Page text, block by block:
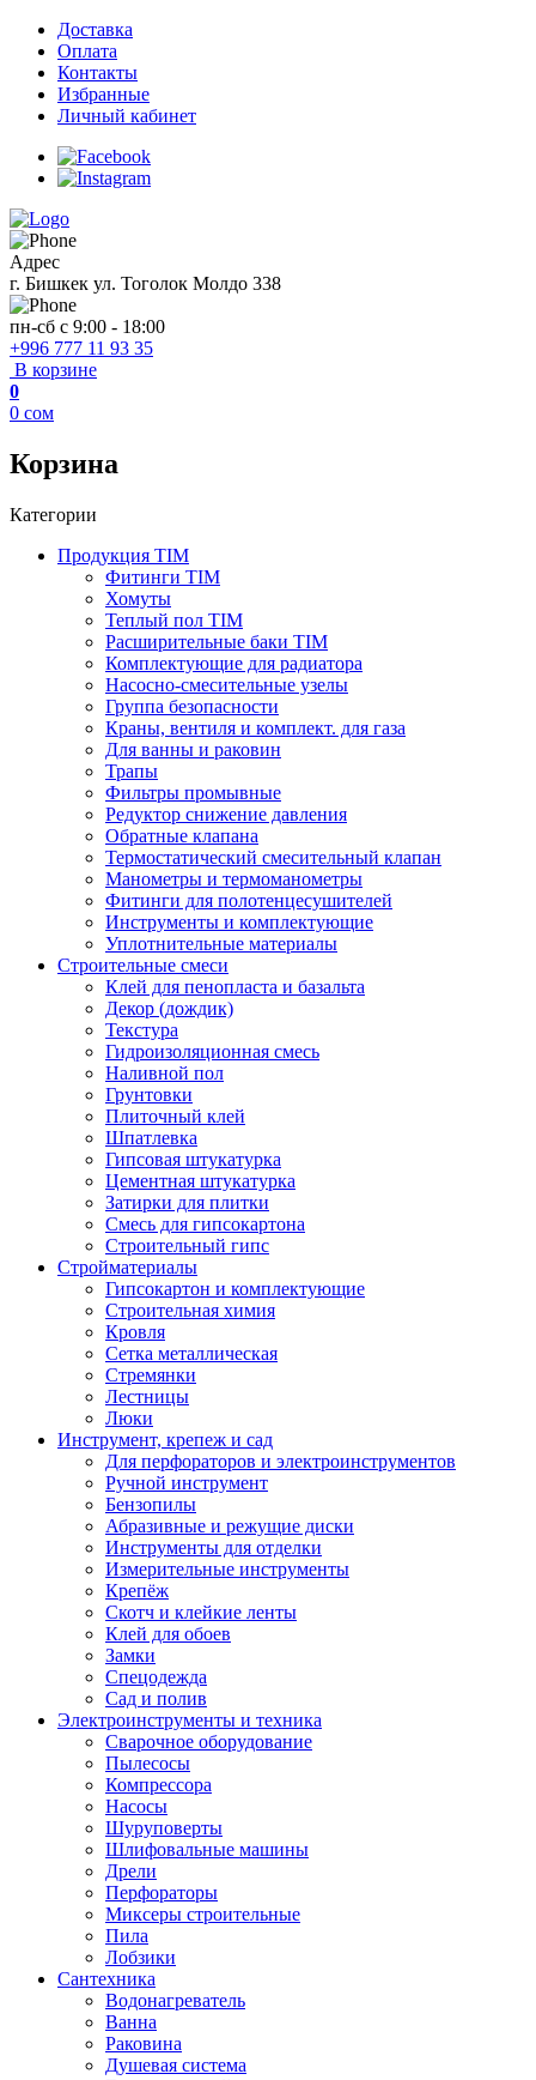
Доставка
Оплата
Контакты
Избранные
Личный кабинет
Адрес
г. Бишкек ул. Тоголок Молдо 338
пн-сб с 9:00 - 18:00
+996 777 11 93 35
В корзине
0
0 сом
Корзина
Категории
Продукция TIM
Фитинги TIM
Хомуты
Теплый пол TIM
Расширительные баки TIM
Комплектующие для радиатора
Насосно-смесительные узелы
Группа безопасности
Краны, вентиля и комплект. для газа
Для ванны и раковин
Трапы
Фильтры промывные
Редуктор снижение давления
Обратные клапана
Термостатический смесительный клапан
Манометры и термоманометры
Фитинги для полотенцесушителей
Инструменты и комплектующие
Уплотнительные материалы
Строительные смеси
Клей для пенопласта и базальта
Декор (дождик)
Текстура
Гидроизоляционная смесь
Наливной пол
Грунтовки
Плиточный клей
Шпатлевка
Гипсовая штукатурка
Цементная штукатурка
Затирки для плитки
Смесь для гипсокартона
Строительный гипс
Стройматериалы
Гипсокартон и комплектующие
Строительная химия
Кровля
Сетка металлическая
Стремянки
Лестницы
Люки
Инструмент, крепеж и сад
Для перфораторов и электроинструментов
Ручной инструмент
Бензопилы
Абразивные и режущие диски
Инструменты для отделки
Измерительные инструменты
Крепёж
Скотч и клейкие ленты
Клей для обоев
Замки
Спецодежда
Сад и полив
Электроинструменты и техника
Сварочное оборудование
Пылесосы
Компрессора
Насосы
Шуруповерты
Шлифовальные машины
Дрели
Перфораторы
Миксеры строительные
Пила
Лобзики
Сантехника
Водонагреватель
Ванна
Раковина
Душевая система